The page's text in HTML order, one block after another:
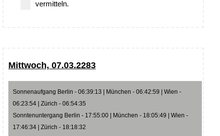
vermitteln.
Mittwoch, 07.03.2283
Sonnenaufgang Berlin - 06:39:13 | München - 06:42:59 | Wien -
06:23:54 | Zürich - 06:54:35
Sonntenuntergang Berlin - 17:55:00 | München - 18:05:49 | Wien -
17:46:34 | Zürich - 18:18:32